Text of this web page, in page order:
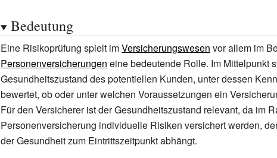
Bedeutung
Eine Risikoprüfung spielt imVersicherungswesen vor allem im
Personenversicherungen eine bedeutende Rolle. Im Mittelpunkt
Gesundheitszustand des potentiellen Kunden, unter dessen
bewertet, ob oder unter welchen Voraussetzungen ein
Für den Versicherer ist der Gesundheitszustand relevant, da im
Personenversicherung individuelle Risiken versichert werden,
der Gesundheit zum Eintrittszeitpunkt abhängt.